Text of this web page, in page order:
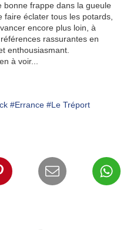
bonne frappe dans la gueule
éclater tous les potards,
encore plus loin, à
références rassurantes en
enthousiasmant.
à voir...
#Errance #Le Tréport